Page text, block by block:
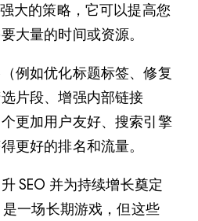
大的策略，它可以提高您
大量的时间或资源。
例如优化标题标签、修复
片段、增强内部链接
更加用户友好、搜索引擎
更好的排名和流量。
SEO 并为持续增长奠定
一场长期游戏，但这些